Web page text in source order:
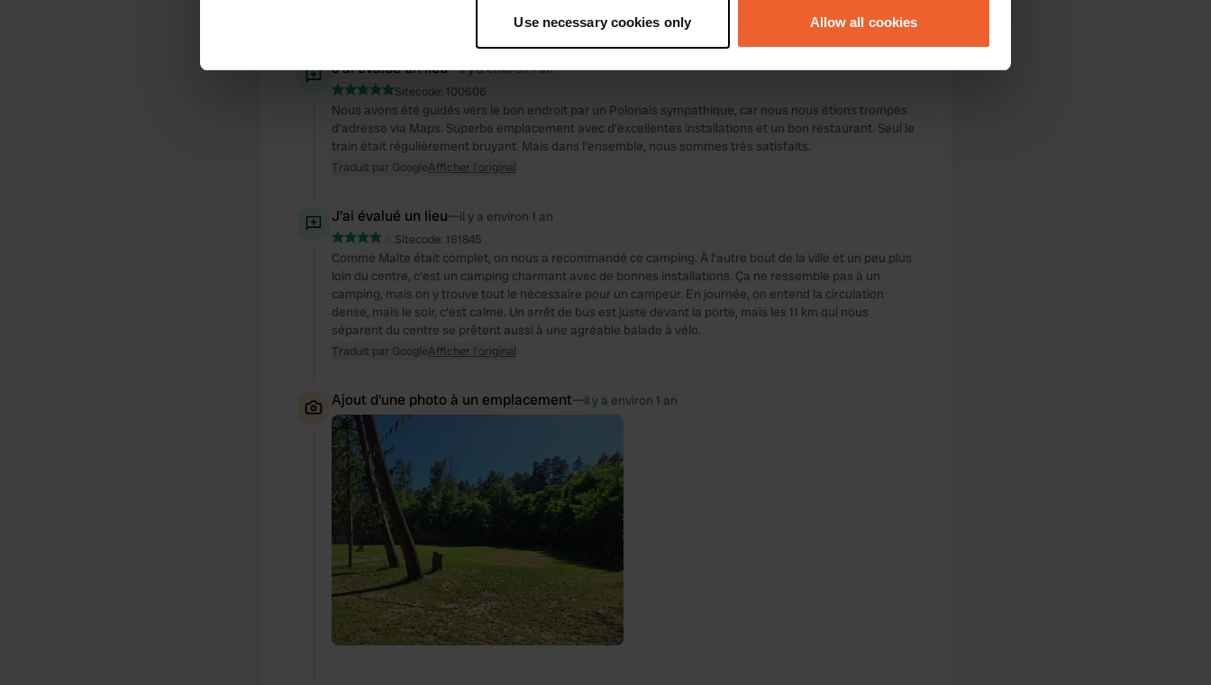
Find out more about how your personal data is processed and set your preferences in the
We use cookies to personalise content and ads, to provide social media features and to analyse our traffic. We also share
information about your use of our site with our social media, advertising and analytics partners who may combine it with
other information that you’ve provided to them or that they’ve collected from your use of their services.
Use necessary cookies only Allow all cookies
Afficher l'original
J'ai évalué un lieu—il y a environ 1 an
Sitecode: 100606
Nous avons été guidés vers le bon endroit par un Polonais sympathique, car nous nous étions trompés
d'adresse via Maps. Superbe emplacement avec d'excellentes installations et un bon restaurant. Seul le
train était régulièrement bruyant. Mais dans l'ensemble, nous sommes très satisfaits.
Traduit par GoogleAfficher l'original
J'ai évalué un lieu—il y a environ 1 an
Sitecode: 161845
Comme Malte était complet, on nous a recommandé ce camping. À l'autre bout de la ville et un peu plus
loin du centre, c'est un camping charmant avec de bonnes installations. Ça ne ressemble pas à un
camping, mais on y trouve tout le nécessaire pour un campeur. En journée, on entend la circulation
dense, mais le soir, c'est calme. Un arrêt de bus est juste devant la porte, mais les 11 km qui nous
séparent du centre se prêtent aussi à une agréable balade à vélo.
Traduit par GoogleAfficher l'original
Ajout d'une photo à un emplacement—il y a environ 1 an